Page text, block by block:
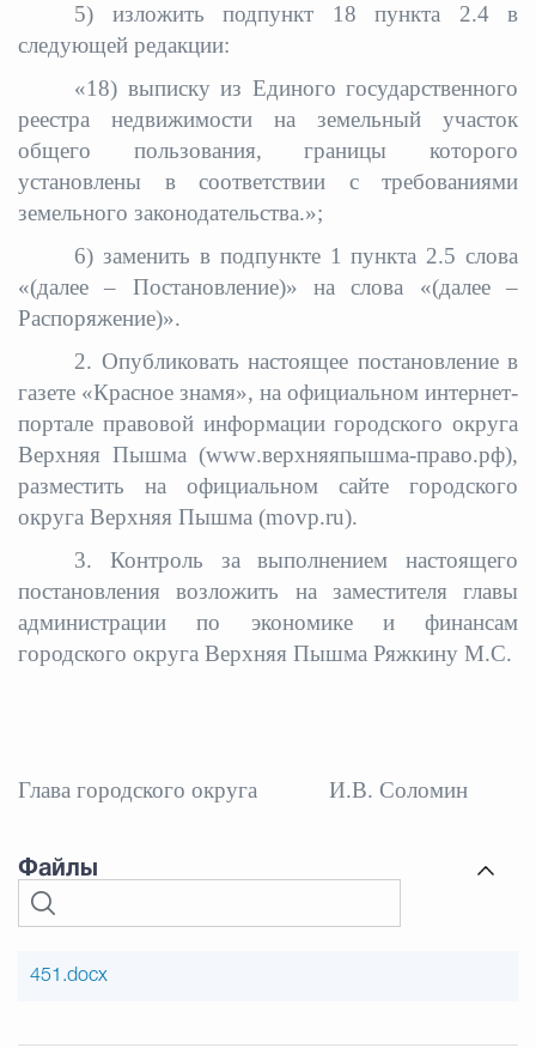
5) изложить подпункт 18 пункта 2.4 в
следующей редакции:
«18) выписку из Единого государственного
реестра недвижимости на земельный участок
общего пользования, границы которого
установлены в соответствии с требованиями
земельного законодательства.»;
6) заменить в подпункте 1 пункта 2.5 слова
«(далее – Постановление)» на слова «(далее –
Распоряжение)».
2. Опубликовать настоящее постановление в
газете «Красное знамя», на официальном интернет-
портале правовой информации городского округа
Верхняя Пышма (www.верхняяпышма-право.рф),
разместить на официальном сайте городского
округа Верхняя Пышма (movp.ru).
3. Контроль за выполнением настоящего
постановления возложить на заместителя главы
администрации по экономике и финансам
городского округа Верхняя Пышма Ряжкину М.С.
Глава городского округа И.В. Соломин
Файлы
451.docx